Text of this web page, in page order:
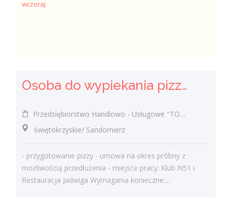
wczoraj
Osoba do wypiekania pizzy (k/m)
Przedsiębiorstwo Handlowo - Usługowe "TOMAX" Tomasz Winiarski
świętokrzyskie/ Sandomierz
- przygotowanie pizzy - umowa na okres próbny z
możliwością przedłużenia - miejsce pracy: Klub N51 i
Restauracja Jadwiga Wymagania konieczne:...